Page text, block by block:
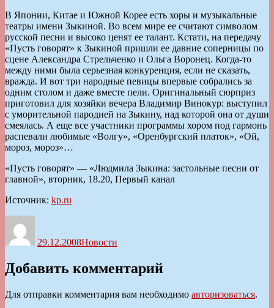
В Японии, Китае и Южной Корее есть хоры и музыкальные
театры имени Зыкиной. Во всем мире ее считают символом
русской песни и высоко ценят ее талант. Кстати, на передачу
«Пусть говорят» к Зыкиной пришли ее давние соперницы по
сцене Александра Стрельченко и Ольга Воронец. Когда-то
между ними была серьезная конкуренция, если не сказать,
вражда. И вот три народные певицы впервые собрались за
одним столом и даже вместе пели. Оригинальный сюрприз
приготовил для хозяйки вечера Владимир Винокур: выступил
с уморительной пародией на Зыкину, над которой она от души
смеялась. А еще все участники программы хором под гармонь
распевали любимые «Волгу», «Оренбургский платок», «Ой,
мороз, мороз»…
«Пусть говорят» — «Людмила Зыкина: застольные песни от
главной», вторник, 18.20, Первый канал
Источник: kp.ru
29.12.2008Новости
Добавить комментарий
Для отправки комментария вам необходимо авторизоваться.